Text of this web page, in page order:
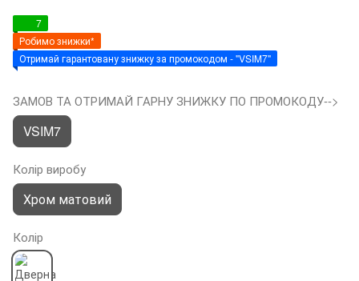
7
Робимо знижки*
Отримай гарантовану знижку за промокодом - "VSIM7"
ЗАМОВ ТА ОТРИМАЙ ГАРНУ ЗНИЖКУ ПО ПРОМОКОДУ-->
VSIM7
Колір виробу
Хром матовий
Колір